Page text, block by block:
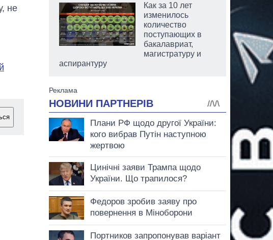
не
Как за 10 лет
изменилось
количество
поступающих в
бакалавриат,
магистратуру и
аспирантуру